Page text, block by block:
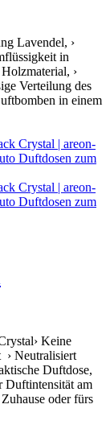
Lavendel, ›
in
›
Verteilung des
in einem
Keine
› Neutralisiert
Duftdose,
Duftintensität am
oder fürs